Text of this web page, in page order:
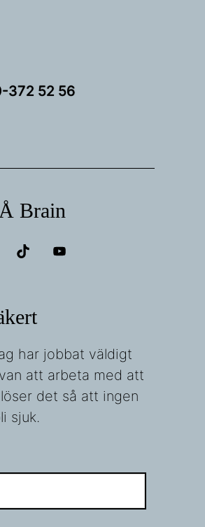
372 52 56
Brain
har jobbat väldigt
att arbeta med att
det så att ingen
sjuk.